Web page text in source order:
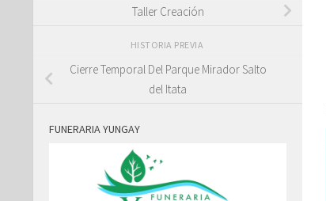
Taller Creación
HISTORIA PREVIA
Cierre Temporal Del Parque Mirador Salto
del Itata
FUNERARIA YUNGAY